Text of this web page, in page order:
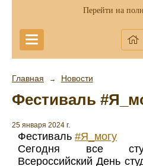
Перейти на
Главная → Новости
Фестиваль
25 января 2024 г.
Фестиваль #Я_могу
Сегодня все
Всероссийский День